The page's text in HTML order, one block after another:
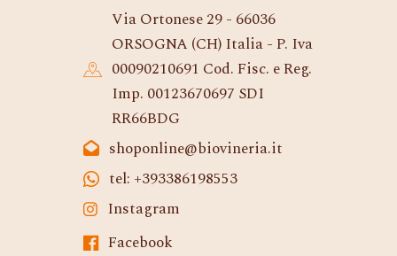
Via Ortonese 29 - 66036
ORSOGNA (CH) Italia - P. Iva
00090210691 Cod. Fisc. e Reg.
Imp. 00123670697 SDI
RR66BDG
shoponline@biovineria.it
tel: +393386198553
Instagram
Facebook